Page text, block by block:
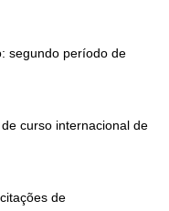
segundo período de
curso internacional de
de